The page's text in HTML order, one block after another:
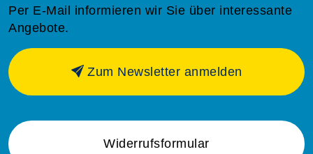
Per E-Mail informieren wir Sie über interessante
Angebote.
Zum Newsletter anmelden
Widerrufsformular